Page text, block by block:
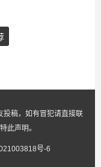
投稿，如有冒犯请直接联
此声明。
号-6